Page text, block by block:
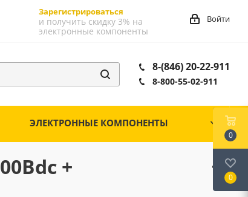
Зарегистрироваться
и получить скидку 3% на
электронные компоненты
Войти
8-(846) 20-22-911
8-800-55-02-911
ЭЛЕКТРОННЫЕ КОМПОНЕНТЫ
+
0
0